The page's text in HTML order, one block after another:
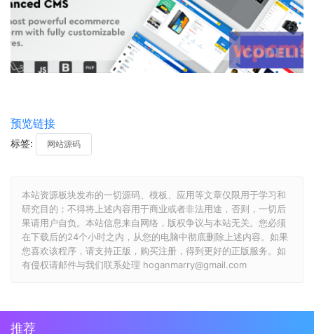
预览链接
标签: 网站源码
本站资源板块发布的一切源码、模板、应用等文章仅限用于学习和
研究目的；不得将上述内容用于商业或者非法用途，否则，一切后
果请用户自负。本站信息来自网络，版权争议与本站无关。您必须
在下载后的24个小时之内，从您的电脑中彻底删除上述内容。如果
您喜欢该程序，请支持正版，购买注册，得到更好的正版服务。如
有侵权请邮件与我们联系处理 hoganmarry@gmail.com
推荐